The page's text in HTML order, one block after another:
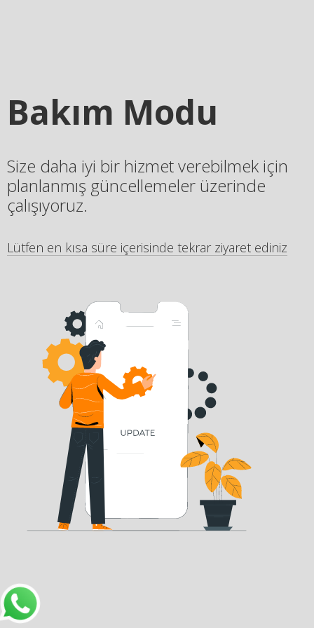
Bakım Modu
Size daha iyi bir hizmet verebilmek için
planlanmış güncellemeler üzerinde
çalışıyoruz.
Lütfen en kısa süre içerisinde tekrar ziyaret ediniz